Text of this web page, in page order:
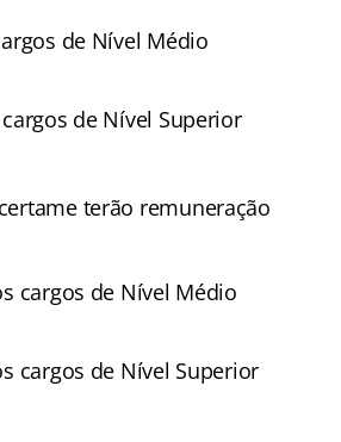
de Nível Médio
de Nível Superior
terão remuneração
cargos de Nível Médio
cargos de Nível Superior